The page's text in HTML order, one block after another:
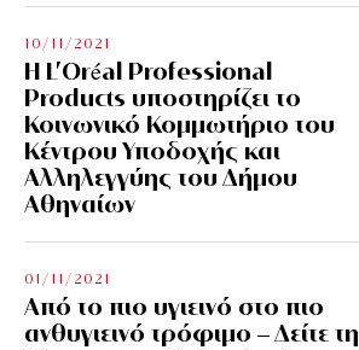
10/11/2021
Η L’Οréal Professional
Products υποστηρίζει το
Κοινωνικό Κομμωτήριο του
Κέντρου Υποδοχής και
Αλληλεγγύης του Δήμου
Αθηναίων
01/11/2021
Από το πιο υγιεινό στο πιο
ανθυγιεινό τρόφιμο – Δείτε τη